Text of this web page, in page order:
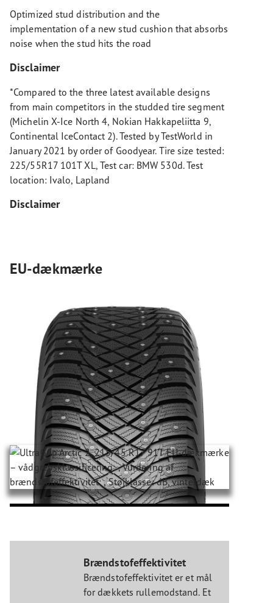
Optimized stud distribution and the
implementation of a new stud cushion that absorbs
noise when the stud hits the road
Disclaimer
*Compared to the three latest available designs
from main competitors in the studded tire segment
(Michelin X-Ice North 4, Nokian Hakkapeliitta 9,
Continental IceContact 2). Tested by TestWorld in
January 2021 by order of Goodyear. Tire size tested:
225/55R17 101T XL, Test car: BMW 530d. Test
location: Ivalo, Lapland
Disclaimer
EU-dækmærke
Brændstofeffektivitet
Brændstofeffektivitet er et mål
for dækkets rullemodstand. Et